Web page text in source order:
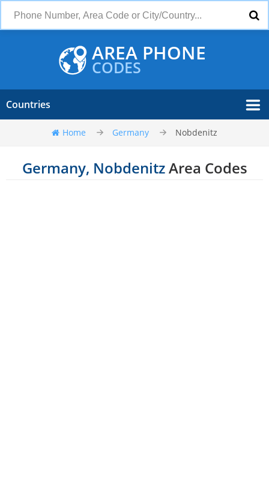
AREA PHONE
CODES
Countries
Home Germany Nobdenitz
Germany, NobdenitzArea Codes